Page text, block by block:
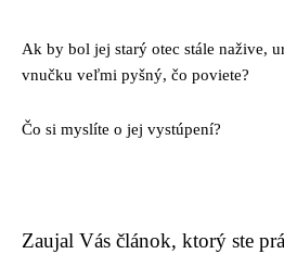
Ak by bol jej starý otec stále nažive,
vnučku veľmi pyšný, čo poviete?
Čo si myslíte o jej vystúpení?
Zaujal Vás článok, ktorý ste